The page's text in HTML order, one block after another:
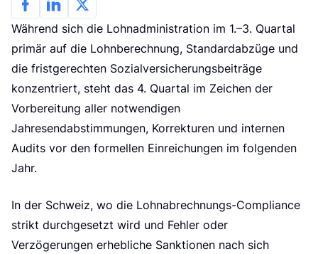
Während sich die Lohnadministration im 1.–3. Quartal
primär auf die Lohnberechnung, Standardabzüge und
die fristgerechten Sozialversicherungsbeiträge
konzentriert, steht das 4. Quartal im Zeichen der
Vorbereitung aller notwendigen
Jahresendabstimmungen, Korrekturen und internen
Audits vor den formellen Einreichungen im folgenden
Jahr.
In der Schweiz, wo die Lohnabrechnungs-Compliance
strikt durchgesetzt wird und Fehler oder
Verzögerungen erhebliche Sanktionen nach sich